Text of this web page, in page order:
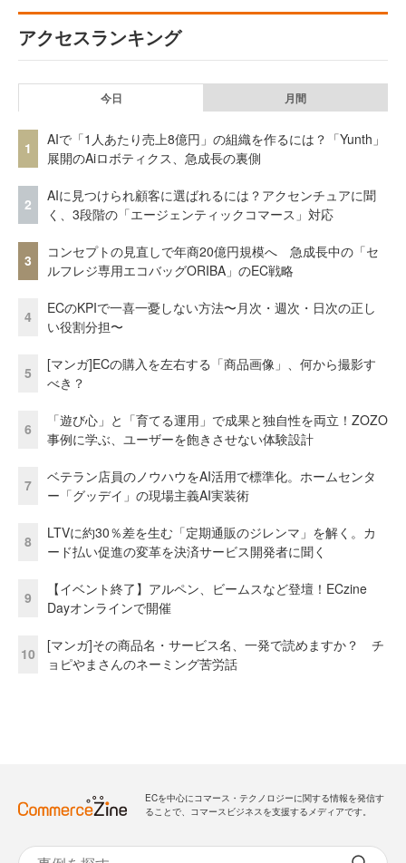
アクセスランキング
今日 月間
1
AIで「1人あたり売上8億円」の組織を作るには？「Yunth」
展開のAiロボティクス、急成長の裏側
2
AIに見つけられ顧客に選ばれるには？アクセンチュアに聞
く、3段階の「エージェンティックコマース」対応
3
コンセプトの見直しで年商20億円規模へ 急成長中の「セ
ルフレジ専用エコバッグORIBA」のEC戦略
4
ECのKPIで一喜一憂しない方法〜月次・週次・日次の正し
い役割分担〜
5
[マンガ]ECの購入を左右する「商品画像」、何から撮影す
べき？
6
「遊び心」と「育てる運用」で成果と独自性を両立！ZOZO
事例に学ぶ、ユーザーを飽きさせない体験設計
7
ベテラン店員のノウハウをAI活用で標準化。ホームセンタ
ー「グッデイ」の現場主義AI実装術
8
LTVに約30％差を生む「定期通販のジレンマ」を解く。カ
ード払い促進の変革を決済サービス開発者に聞く
9
【イベント終了】アルペン、ビームスなど登壇！ECzine
Dayオンラインで開催
10
[マンガ]その商品名・サービス名、一発で読めますか？ チ
ョピやまさんのネーミング苦労話
ECを中心にコマース・テクノロジーに関する情報を発信す
ることで、コマースビジネスを支援するメディアです。